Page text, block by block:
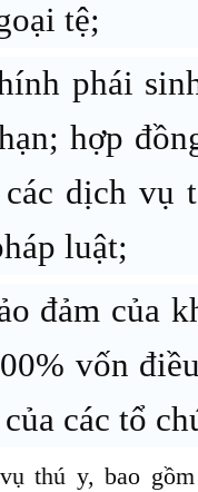
tệ;
phái
hợp
dịch vụ
luật;
đảm của
vốn
các tổ
thú y, bao